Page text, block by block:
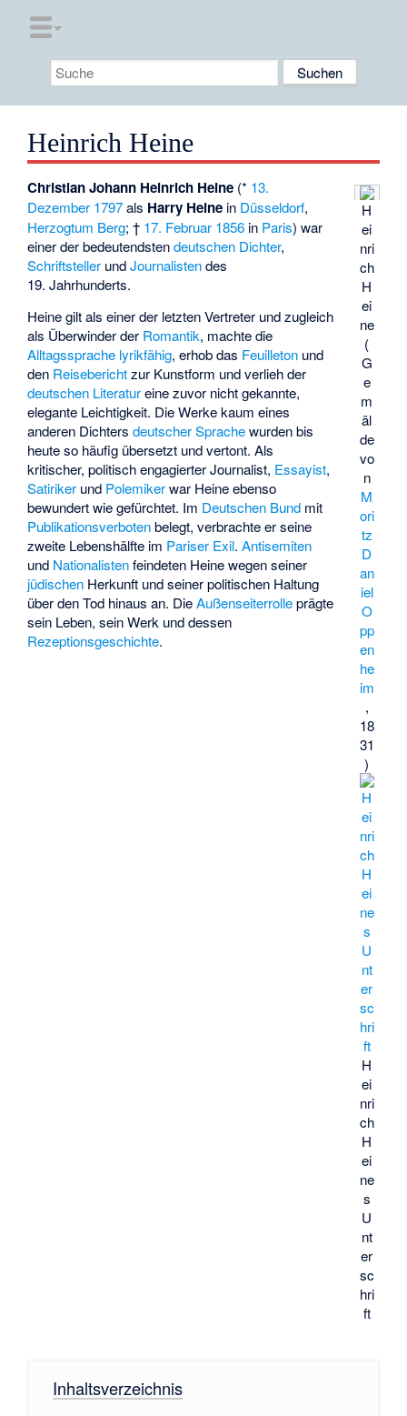
Heinrich Heine
H
ei
nri
ch
H
ei
ne
(
G
e
m
äl
de
vo
n
M
ori
tz
D
an
iel
O
pp
en
he
im
,
18
31
)
H
ei
nri
ch
H
ei
ne
s
U
nt
er
sc
hri
ft
Christian Johann Heinrich Heine (* 13.
Dezember 1797als Harry Heine in Düsseldorf,
Herzogtum Berg; † 17. Februar 1856 in Paris) war
einer der bedeutendstendeutschen Dichter,
Schriftsteller undJournalistendes
19. Jahrhunderts.
Heine gilt als einer der letzten Vertreter und zugleich
als Überwinder der Romantik, machte die
Alltagssprache lyrikfähig, erhob das Feuilleton und
den Reiseberichtzur Kunstform und verlieh der
deutschen Literatureine zuvor nicht gekannte,
elegante Leichtigkeit. Die Werke kaum eines
anderen Dichtersdeutscher Sprachewurden bis
heute so häufig übersetzt und vertont. Als
kritischer, politisch engagierter Journalist, Essayist,
Satiriker und Polemikerwar Heine ebenso
bewundert wie gefürchtet. Im Deutschen Bund mit
Publikationsverbotenbelegt, verbrachte er seine
zweite Lebenshälfte im Pariser Exil.Antisemiten
und Nationalistenfeindeten Heine wegen seiner
jüdischen Herkunft und seiner politischen Haltung
über den Tod hinaus an. DieAußenseiterrolleprägte
sein Leben, sein Werk und dessen
Rezeptionsgeschichte.
Inhaltsverzeichnis